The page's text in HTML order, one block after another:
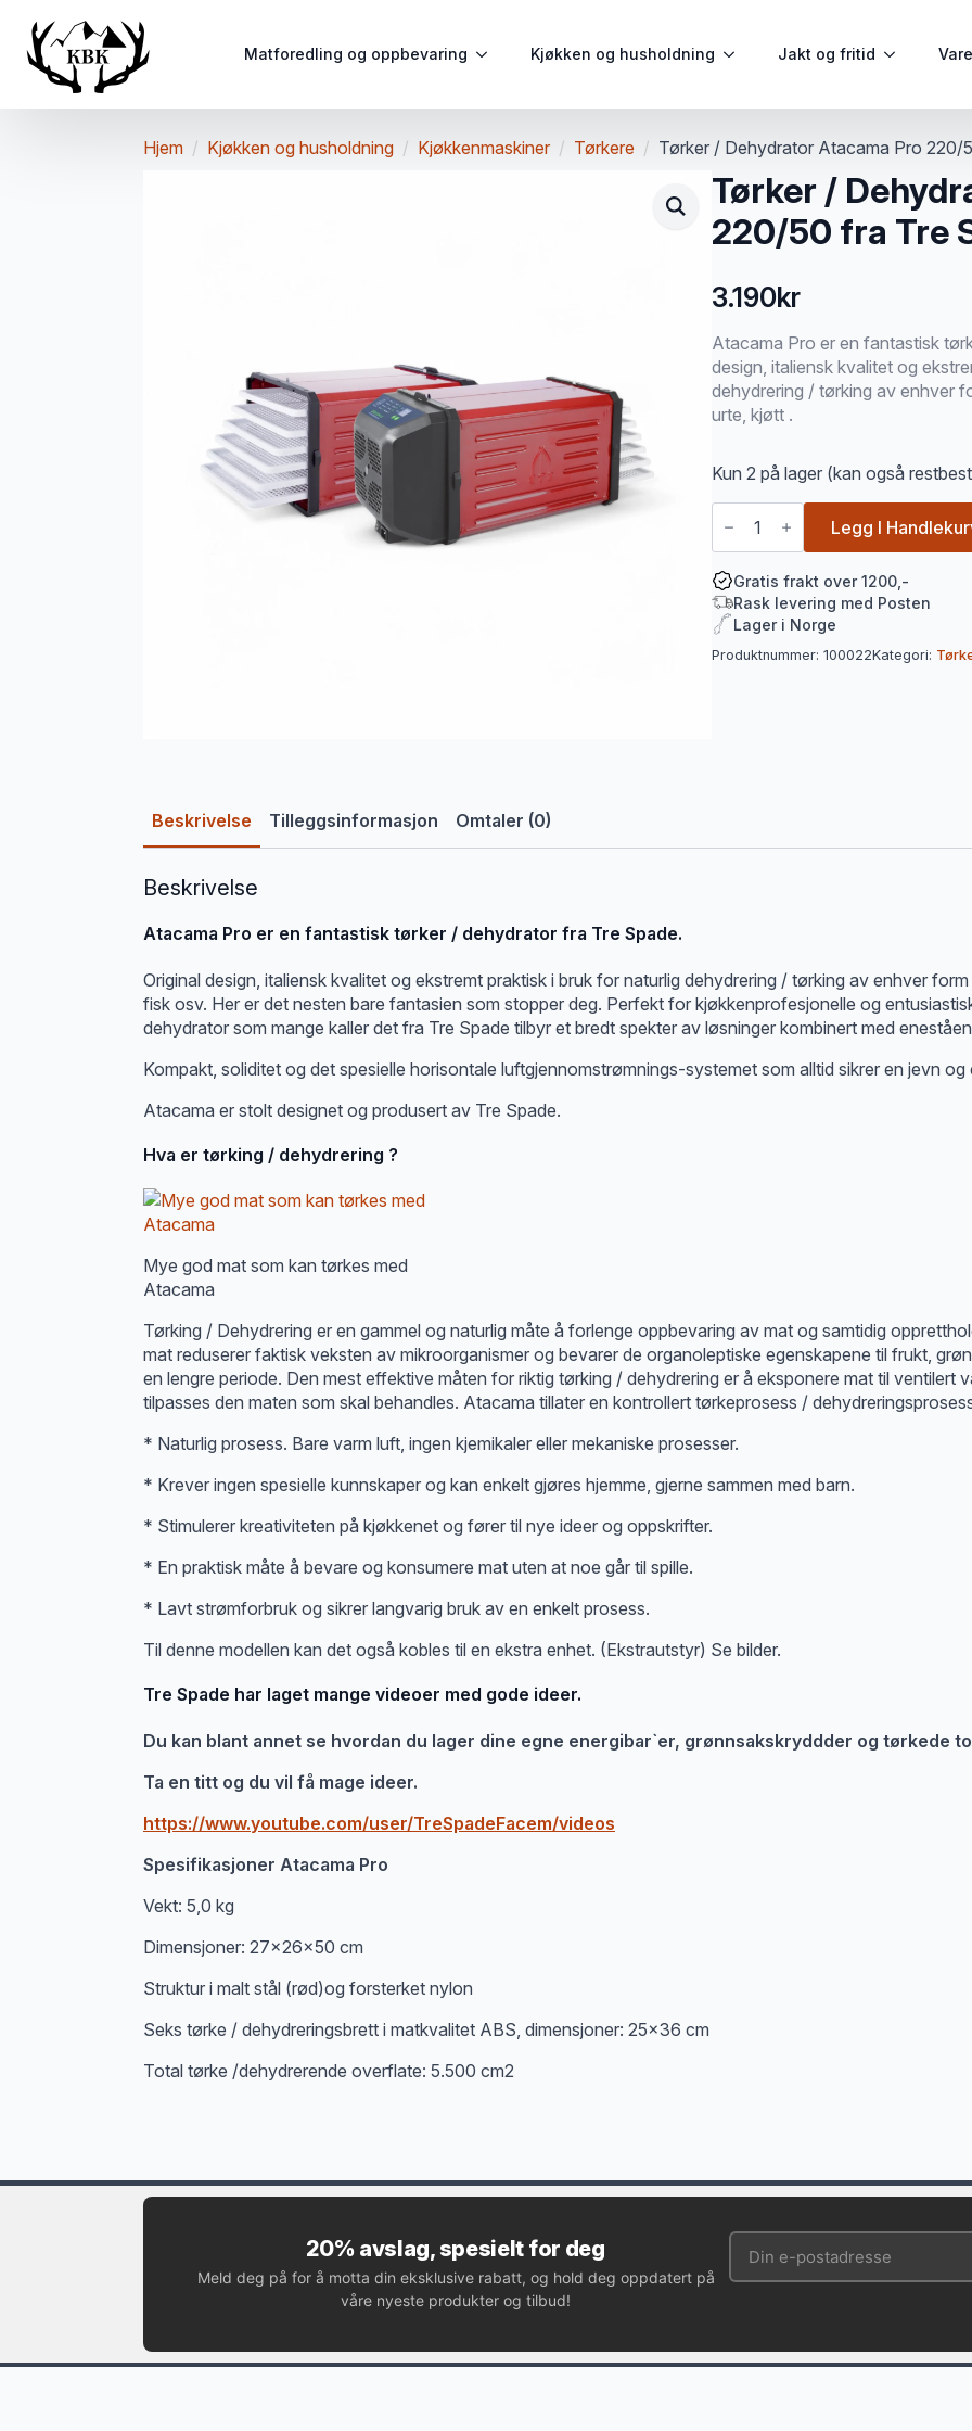
Matforedling og oppbevaring Kjøkken og husholdning Jakt og fritid
Hjem Kjøkken og husholdning Kjøkkenmaskiner Tørkere Tørker / Dehydrator Atacama Pro 220/
Tørker /
220/50 fra Tre
3.190kr
Atacama Pro er en fantastisk
design, italiensk kvalitet og
dehydrering / tørking av enhver
urte, kjøtt .
Kun 2 på lager (kan også
Tørker
Dehydrator
Pro
220/50
fra
Tre
Spade
antall
Legg I
Gratis frakt over 1200,-
Rask levering med Posten
Lager i Norge
Produktnummer: 100022Kategori:
Beskrivelse Tilleggsinformasjon Omtaler (0)
Beskrivelse
Atacama Pro er en fantastisk tørker / dehydrator fra Tre Spade.
Original design, italiensk kvalitet og ekstremt praktisk i bruk for naturlig dehydrering / tørking av enhver
fisk osv. Her er det nesten bare fantasien som stopper deg. Perfekt for kjøkkenprofesjonelle og
dehydrator som mange kaller det fra Tre Spade tilbyr et bredt spekter av løsninger kombinert med
Kompakt, soliditet og det spesielle horisontale luftgjennomstrømnings-systemet som alltid sikrer en jevn
Atacama er stolt designet og produsert av Tre Spade.
Hva er tørking / dehydrering ?
Mye god mat som kan tørkes med
Atacama
Tørking / Dehydrering er en gammel og naturlig måte å forlenge oppbevaring av mat og samtidig
mat reduserer faktisk veksten av mikroorganismer og bevarer de organoleptiske egenskapene til frukt,
en lengre periode. Den mest effektive måten for riktig tørking / dehydrering er å eksponere mat til ventilert
tilpasses den maten som skal behandles. Atacama tillater en kontrollert tørkeprosess /
* Naturlig prosess. Bare varm luft, ingen kjemikaler eller mekaniske prosesser.
* Krever ingen spesielle kunnskaper og kan enkelt gjøres hjemme, gjerne sammen med barn.
* Stimulerer kreativiteten på kjøkkenet og fører til nye ideer og oppskrifter.
* En praktisk måte å bevare og konsumere mat uten at noe går til spille.
* Lavt strømforbruk og sikrer langvarig bruk av en enkelt prosess.
Til denne modellen kan det også kobles til en ekstra enhet. (Ekstrautstyr) Se bilder.
Tre Spade har laget mange videoer med gode ideer.
Du kan blant annet se hvordan du lager dine egne energibar`er, grønnsakskryddder og tørkede
Ta en titt og du vil få mage ideer.
https://www.youtube.com/user/TreSpadeFacem/videos
Spesifikasjoner Atacama Pro
Vekt: 5,0 kg
Dimensjoner: 27x26x50 cm
Struktur i malt stål (rød)og forsterket nylon
Seks tørke / dehydreringsbrett i matkvalitet ABS, dimensjoner: 25×36 cm
Total tørke /dehydrerende overflate: 5.500 cm2
20% avslag, spesielt for deg
Meld deg på for å motta din eksklusive rabatt, og hold deg oppdatert på
våre nyeste produkter og tilbud!